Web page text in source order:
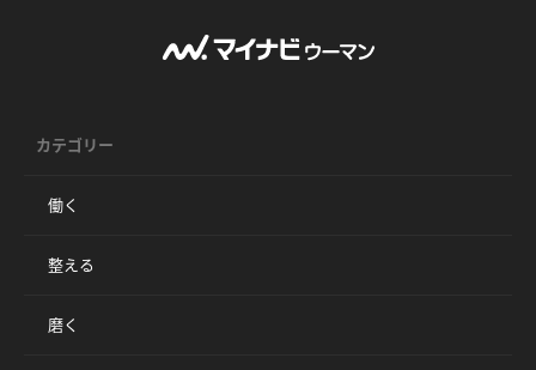
カテゴリー
働く
整える
磨く